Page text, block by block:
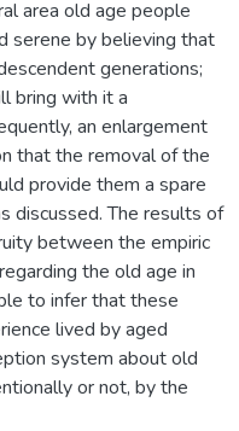
area old age people
serene by believing that
generations;
bring with it a
an enlargement
that the removal of the
provide them a spare
discussed. The results of
between the empiric
the old age in
to infer that these
lived by aged
system about old
or not, by the